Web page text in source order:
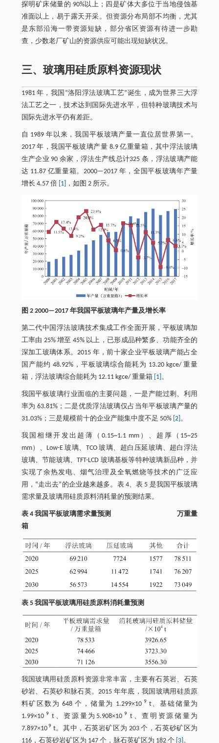
探明矿床储量的 90%以上；四是矿体大多位于当地侵蚀基
准面以上，易于露天开采。但资源分布局部不均衡，尤其
是东部沿海一带资源短缺，部分省区资源有待进一步勘
查，少数老厂矿山的资源供应可能出现短缺状况。
三、玻璃用硅质原料资源现状
1981 年，我国“洛阳浮法玻璃工艺”诞生，成为世界三大浮
法工艺之一，技术达到国际先进水平，但特种玻璃技术与
国际先进水平仍有差距。
自 1989 年以来，我国平板玻璃产量一直位居世界第一。
2017 年，我国平板玻璃产量 8.9 亿重量箱，其中浮法玻璃
生产企业 90 余家，浮法生产线总计325 条，浮法玻璃产能
达 11.87 亿重量箱。2000—2017 年，全国平板玻璃年产量
增长 4.57 倍 [1] ，如图 2 所示。
图 2 2000—2017 年我国平板玻璃年产量及增长率
第二代中国浮法玻璃技术集成工作全面开展，平板玻璃加
工率由 25% 增至 45% 以上，已形成品种繁多、功能齐全的
深加工玻璃体系。2015 年，前十家企业平板玻璃产能占全
国产能约 48.92%，平板玻璃综合能耗为 13.20 kgce/ 重量
箱，浮法玻璃综合能耗为 12.11 kgce/ 重量箱 [1] 。
我国平板玻璃行业面临的主要问题，一是产能过剩、利用
率为 63.81%；二是优质浮法玻璃仅占当年平板玻璃产量的
31.03%；三是规模前十的企业产能集中度不足 50% [2] 。
我国相继开发出超薄（0.15~1.1 mm）、超厚（15~25
mm）、Low-E 玻璃、TCO 玻璃、超白压延玻璃、超白浮法
玻璃、节能玻璃、TFT-LCD 玻璃基板等特种玻璃新品种，并
实现了余热发电、烟气治理及全氧燃烧等技术的广泛应
用，“走出去”的企业越来越多。表 4、表 5 是我国平板玻璃
需求量及玻璃用硅质原料消耗量的预测结果。
表 4 我国平板玻璃需求量预测 万重量
箱
表 5 我国平板玻璃用硅质原料消耗量预测
我国玻璃用硅质原料资源非常丰富，主要有石英岩、石英
砂岩、石英砂和脉石英。2015 年年底，我国玻璃用硅质原
料矿区数为 648 个，储量为 1.299×10 9 t、基础储量为
1.99×109 t、资源量为5.908×109 t、查明资源储量为
7.897×109 t。其中，石英岩矿区为 203 个，石英砂矿区为
116，石英砂岩矿区为 147 个，脉石英矿区为 182 个 [3] 。